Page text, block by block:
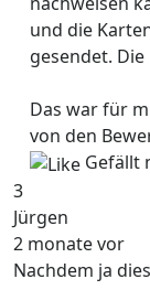
und die
gesendet.
Das war für
von den
Gefällt
3
Jürgen
2 monate vor
Nachdem ja